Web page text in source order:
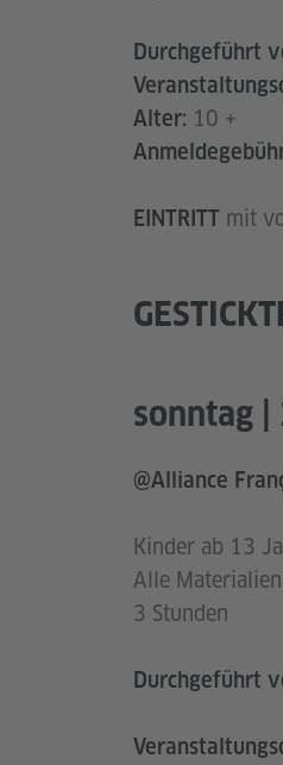
Durchgeführt
Alter: 10 +
EINTRITT mit
sonntag |
@Alliance
Kinder ab 13
Alle
3 Stunden
Durchgeführt